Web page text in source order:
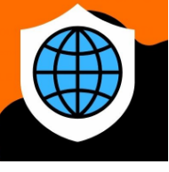
DISPOSITIVOS
TECH
creación de